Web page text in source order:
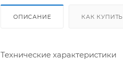
ОПИСАНИЕ КАК КУПИТЬ
Технические характеристики